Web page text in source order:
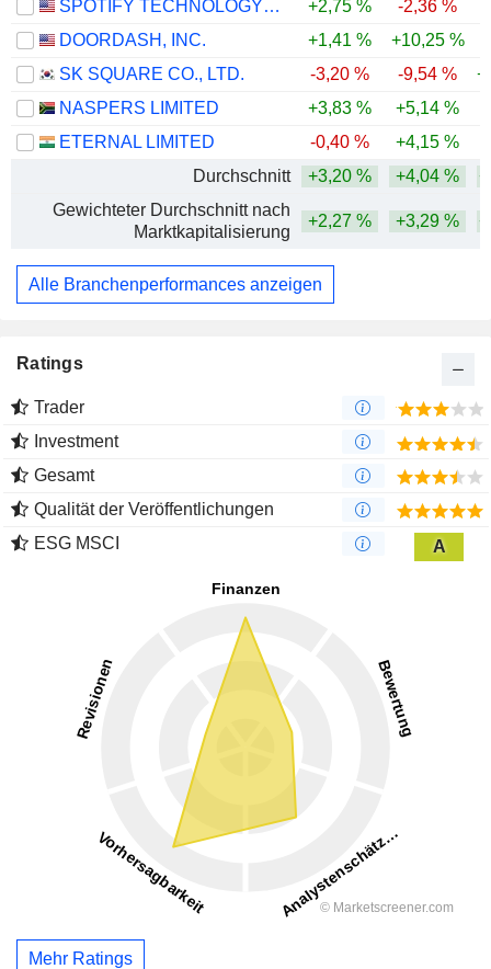
SPOTIFY TECHNOLOGY S.A.
+2,75 % -2,36 %
DOORDASH, INC.
+1,41 % +10,25 %
SK SQUARE CO., LTD.
-3,20 % -9,54 %
NASPERS LIMITED
+3,83 % +5,14 %
ETERNAL LIMITED
-0,40 % +4,15 %
Durchschnitt
+3,20 % +4,04 %
Gewichteter Durchschnitt nach
Marktkapitalisierung
+2,27 % +3,29 %
Alle Branchenperformances anzeigen
Ratings
Trader
Investment
Gesamt
Qualität der Veröffentlichungen
ESG MSCI
A
Mehr Ratings